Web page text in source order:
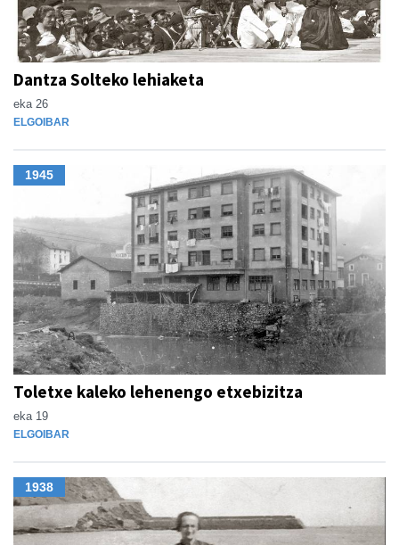
Dantza Solteko lehiaketa
eka 26
ELGOIBAR
1945
Toletxe kaleko lehenengo etxebizitza
eka 19
ELGOIBAR
1938